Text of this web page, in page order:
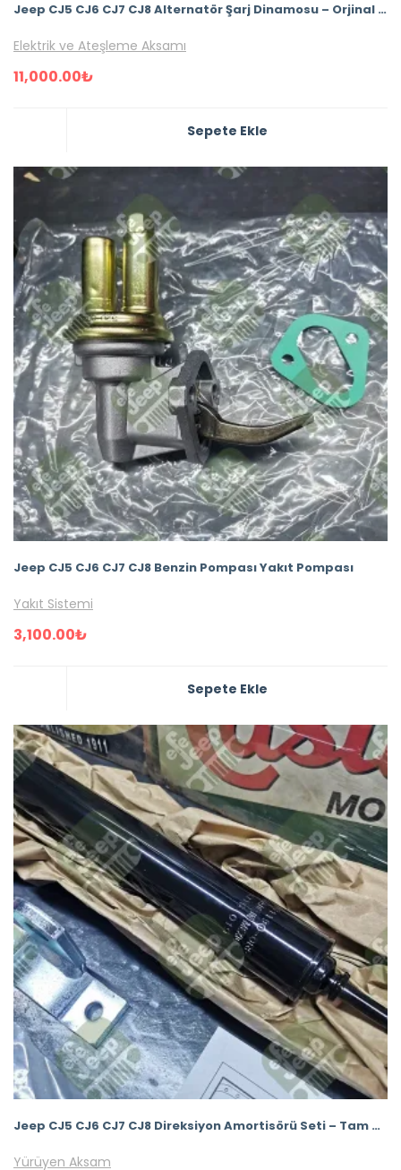
Jeep CJ5 CJ6 CJ7 CJ8 Alternatör Şarj Dinamosu – Orjinal “NOS” Ürün Fabrika Montaj Ürünü Delco-Remy
Elektrik ve Ateşleme Aksamı
11,000.00₺
Sepete Ekle
Jeep CJ5 CJ6 CJ7 CJ8 Benzin Pompası Yakıt Pompası
Yakıt Sistemi
3,100.00₺
Sepete Ekle
Jeep CJ5 CJ6 CJ7 CJ8 Direksiyon Amortisörü Seti – Tam Kit Usa
Yürüyen Aksam